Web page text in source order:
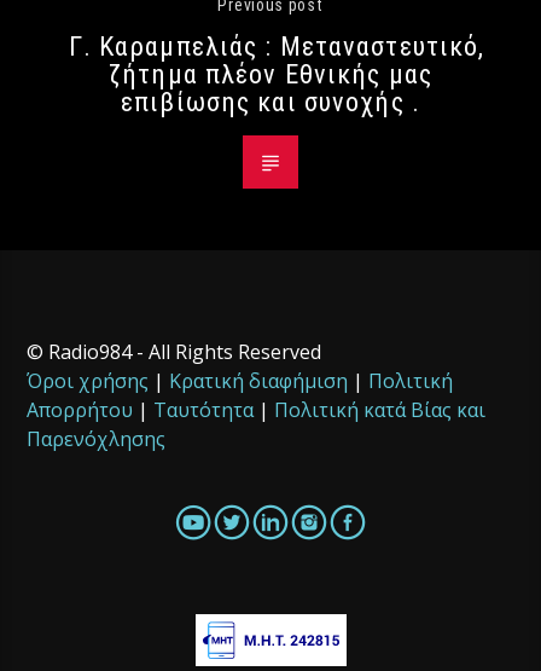
Previous post
Γ. Καραμπελιάς : Μεταναστευτικό,
ζήτημα πλέον Εθνικής μας
επιβίωσης και συνοχής .
© Radio984 - All Rights Reserved
Όροι χρήσης | Κρατική διαφήμιση | Πολιτική
Απορρήτου | Ταυτότητα| Πολιτική κατά Βίας και
Παρενόχλησης